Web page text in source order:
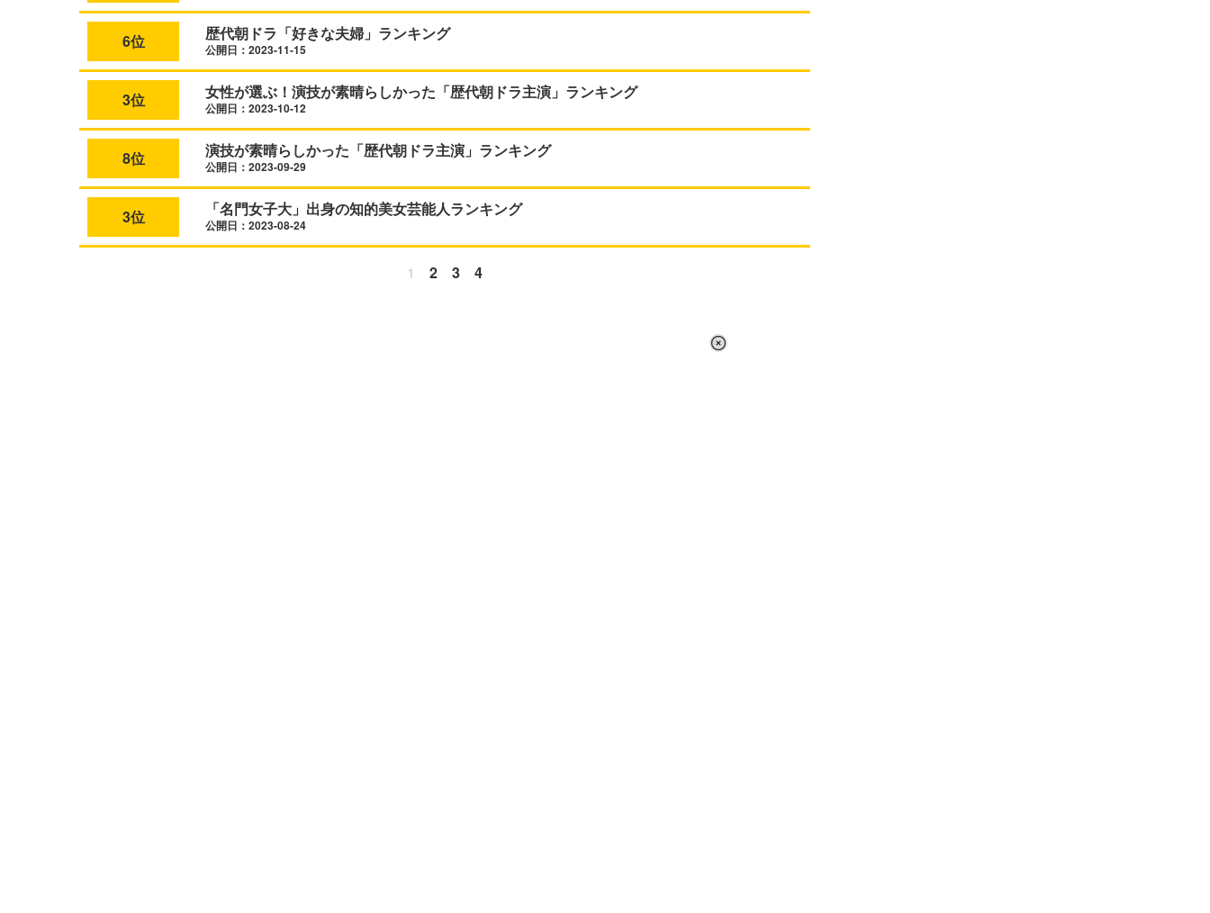
6位 歴代朝ドラ「好きな夫婦」ランキング
公開日：2023-11-15
3位 女性が選ぶ！演技が素晴らしかった「歴代朝ドラ主演」ランキング
公開日：2023-10-12
8位 演技が素晴らしかった「歴代朝ドラ主演」ランキング
公開日：2023-09-29
3位 「名門女子大」出身の知的美女芸能人ランキング
公開日：2023-08-24
1 2 3 4